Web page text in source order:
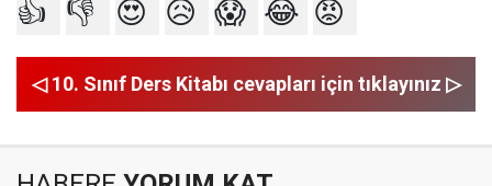
👍 👎 😍 😥 😱 😂 😡
◁ 10. Sınıf Ders Kitabı cevapları için tıklayınız ▷